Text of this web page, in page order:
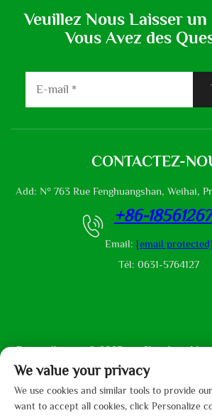
Veuillez Nous Laisser un
Vous Avez des
CONTACTEZ-
Add: N° 763 Rue Fenghuangshan, Weihai,
+86-
Email: [email protected]
Tél: 0631-5764127
Droits d'auteur © 2025 par Shandong
Co., Ltd
We value your privacy
We use cookies and similar tools to provide
want to accept all cookies, click Personalize